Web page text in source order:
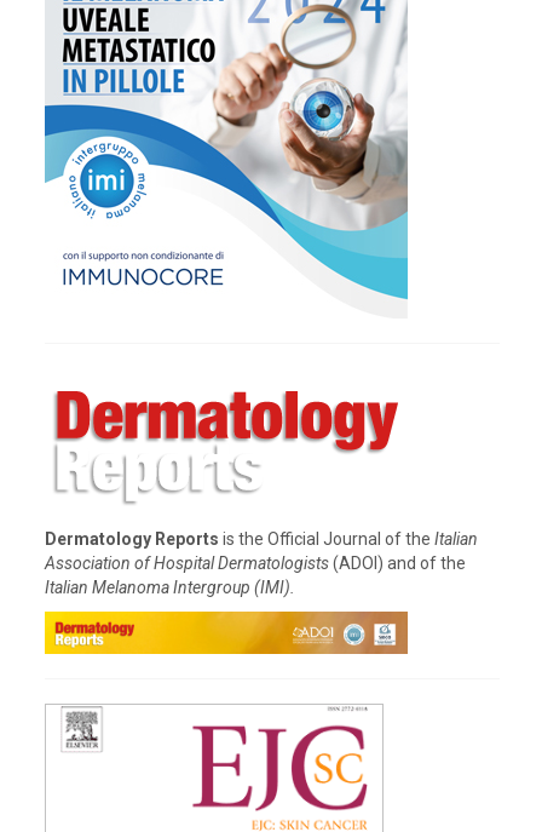
Dermatology Reports is the Official Journal of the Italian
Association of Hospital Dermatologists(ADOI) and of the
Italian Melanoma Intergroup (IMI).